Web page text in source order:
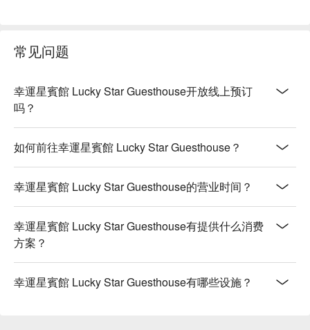
常见问题
幸運星賓館 Lucky Star Guesthouse开放线上预订
吗？
如何前往幸運星賓館 Lucky Star Guesthouse？
幸運星賓館 Lucky Star Guesthouse的营业时间？
幸運星賓館 Lucky Star Guesthouse有提供什么消费
方案？
幸運星賓館 Lucky Star Guesthouse有哪些设施？